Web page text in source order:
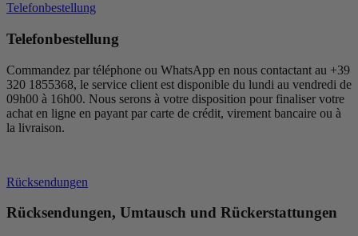
Telefonbestellung
Telefonbestellung
Commandez par téléphone ou WhatsApp en nous contactant au +39
320 1855368, le service client est disponible du lundi au vendredi de
09h00 à 16h00. Nous serons à votre disposition pour finaliser votre
achat en ligne en payant par carte de crédit, virement bancaire ou à
la livraison.
Rücksendungen
Rücksendungen, Umtausch und Rückerstattungen